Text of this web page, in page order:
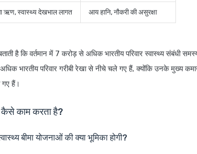
ऋण, स्वास्थ्य देखभाल लागत आय हानि, नौकरी की असुरक्षा
है कि वर्तमान में 7 करोड़ से अधिक भारतीय परिवार स्वास्थ्य संबंधी
भारतीय परिवार गरीबी रेखा से नीचे चले गए हैं, क्योंकि उनके मुख्य
गए हैं।
कैसे काम करता है?
बीमा योजनाओं की क्या भूमिका होगी?